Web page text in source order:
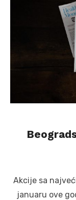
Akcije sa
januaru ove